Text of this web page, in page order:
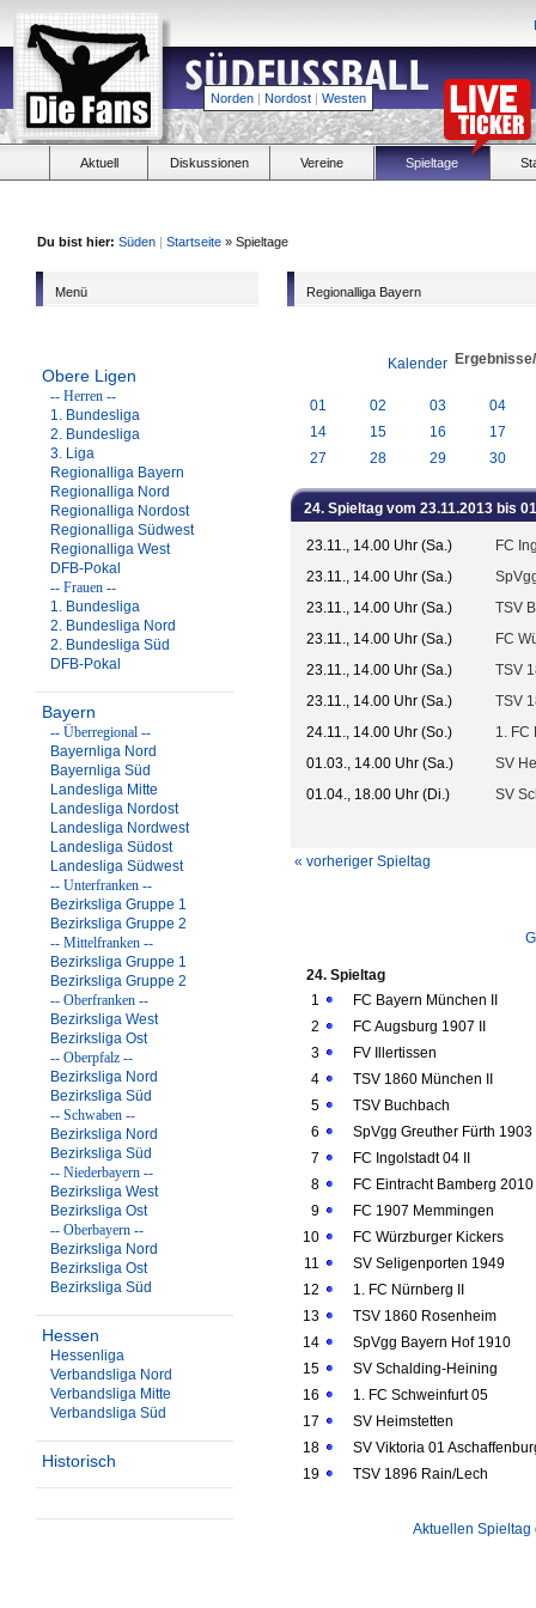
Norden | Nordost | Westen
Aktuell Diskussionen Vereine Spieltage
Du bist hier: Süden | Startseite » Spieltage
Menü
Obere Ligen
-- Herren --
1. Bundesliga
2. Bundesliga
3. Liga
Regionalliga Bayern
Regionalliga Nord
Regionalliga Nordost
Regionalliga Südwest
Regionalliga West
DFB-Pokal
-- Frauen --
1. Bundesliga
2. Bundesliga Nord
2. Bundesliga Süd
DFB-Pokal
Bayern
-- Überregional --
Bayernliga Nord
Bayernliga Süd
Landesliga Mitte
Landesliga Nordost
Landesliga Nordwest
Landesliga Südost
Landesliga Südwest
-- Unterfranken --
Bezirksliga Gruppe 1
Bezirksliga Gruppe 2
-- Mittelfranken --
Bezirksliga Gruppe 1
Bezirksliga Gruppe 2
-- Oberfranken --
Bezirksliga West
Bezirksliga Ost
-- Oberpfalz --
Bezirksliga Nord
Bezirksliga Süd
-- Schwaben --
Bezirksliga Nord
Bezirksliga Süd
-- Niederbayern --
Bezirksliga West
Bezirksliga Ost
-- Oberbayern --
Bezirksliga Nord
Bezirksliga Ost
Bezirksliga Süd
Hessen
Hessenliga
Verbandsliga Nord
Verbandsliga Mitte
Verbandsliga Süd
Historisch
Regionalliga Bayern
Kalender
01 02 03
04
14
15 16
17
27
28 29 30
24. Spieltag vom 23.11.2013 bis
23.11., 14.00 Uhr (Sa.)
FC
23.11., 14.00 Uhr (Sa.)
23.11., 14.00 Uhr (Sa.)
TSV
23.11., 14.00 Uhr (Sa.)
FC
23.11., 14.00 Uhr (Sa.)
TSV
23.11., 14.00 Uhr (Sa.)
TSV
24.11., 14.00 Uhr (So.)
1. FC
01.03., 14.00 Uhr (Sa.)
SV
01.04., 18.00 Uhr (Di.)
SV
« vorheriger Spieltag
24. Spieltag
1
FC Bayern München II
2
FC Augsburg 1907 II
3
FV Illertissen
4
TSV 1860 München II
5
TSV Buchbach
6
SpVgg Greuther Fürth 1903
7
FC Ingolstadt 04 II
8
FC Eintracht Bamberg 2010
9
FC 1907 Memmingen
10
FC Würzburger Kickers
11
SV Seligenporten 1949
12
1. FC Nürnberg II
13
TSV 1860 Rosenheim
14
SpVgg Bayern Hof 1910
15
SV Schalding-Heining
16
1. FC Schweinfurt 05
17
SV Heimstetten
18
SV Viktoria 01
19
TSV 1896 Rain/Lech
Aktuellen Spieltag